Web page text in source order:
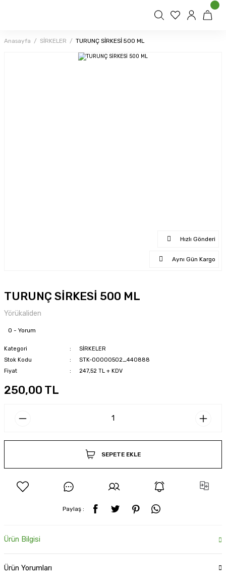
Anasayfa SİRKELER TURUNÇ SİRKESİ 500 ML
Hızlı Gönderi
Aynı Gün Kargo
TURUNÇ SİRKESİ 500 ML
Yörükaliden
0 - Yorum
Kategori
SİRKELER
Stok Kodu
STK-00000502_440888
Fiyat
247,52 TL + KDV
250,00 TL
SEPETE EKLE
Paylaş :
Ürün Bilgisi
Ürün Yorumları